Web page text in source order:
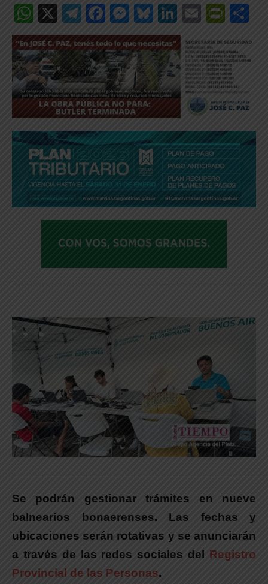
WhatsApp
X Telegram
Facebook
Messenger
Bluesky
LinkedIn
Email
Se podrán gestionar trámites en nueve
balnearios bonaerenses. Las fechas y
ubicaciones serán rotativas y se anunciarán
a través de las redes sociales del Registro
Provincial de las Personas.